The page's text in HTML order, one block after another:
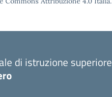
di istruzione superiore